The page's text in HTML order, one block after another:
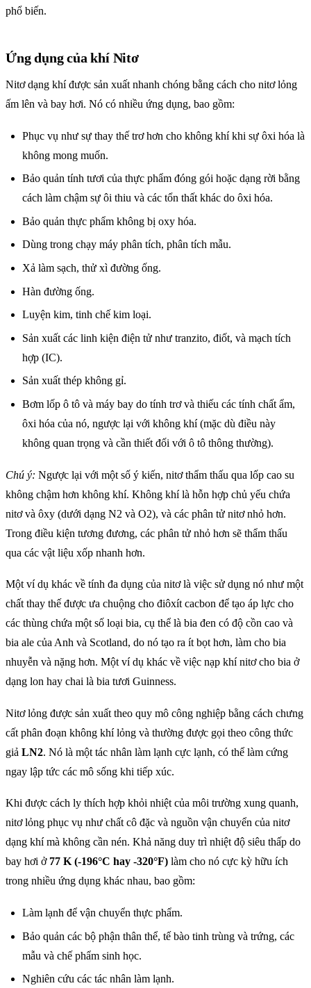
phổ biến.
Ứng dụng của khí Nitơ
Nitơ dạng khí được sản xuất nhanh chóng bằng cách cho nitơ lỏng
ấm lên và bay hơi. Nó có nhiều ứng dụng, bao gồm:
Phục vụ như sự thay thế trơ hơn cho không khí khi sự ôxi hóa là
không mong muốn.
Bảo quản tính tươi của thực phẩm đóng gói hoặc dạng rời bằng
cách làm chậm sự ôi thiu và các tổn thất khác do ôxi hóa.
Bảo quản thực phẩm không bị oxy hóa.
Dùng trong chạy máy phân tích, phân tích mẫu.
Xả làm sạch, thử xì đường ống.
Hàn đường ống.
Luyện kim, tinh chế kim loại.
Sản xuất các linh kiện điện tử như tranzito, điốt, và mạch tích
hợp (IC).
Sản xuất thép không gỉ.
Bơm lốp ô tô và máy bay do tính trơ và thiếu các tính chất ẩm,
ôxi hóa của nó, ngược lại với không khí (mặc dù điều này
không quan trọng và cần thiết đối với ô tô thông thường).
Chú ý: Ngược lại với một số ý kiến, nitơ thẩm thấu qua lốp cao su
không chậm hơn không khí. Không khí là hỗn hợp chủ yếu chứa
nitơ và ôxy (dưới dạng N2 và O2), và các phân tử nitơ nhỏ hơn.
Trong điều kiện tương đương, các phân tử nhỏ hơn sẽ thẩm thấu
qua các vật liệu xốp nhanh hơn.
Một ví dụ khác về tính đa dụng của nitơ là việc sử dụng nó như một
chất thay thế được ưa chuộng cho điôxít cacbon để tạo áp lực cho
các thùng chứa một số loại bia, cụ thể là bia đen có độ cồn cao và
bia ale của Anh và Scotland, do nó tạo ra ít bọt hơn, làm cho bia
nhuyễn và nặng hơn. Một ví dụ khác về việc nạp khí nitơ cho bia ở
dạng lon hay chai là bia tươi Guinness.
Nitơ lỏng được sản xuất theo quy mô công nghiệp bằng cách chưng
cất phân đoạn không khí lỏng và thường được gọi theo công thức
giả LN2. Nó là một tác nhân làm lạnh cực lạnh, có thể làm cứng
ngay lập tức các mô sống khi tiếp xúc.
Khi được cách ly thích hợp khỏi nhiệt của môi trường xung quanh,
nitơ lỏng phục vụ như chất cô đặc và nguồn vận chuyển của nitơ
dạng khí mà không cần nén. Khả năng duy trì nhiệt độ siêu thấp do
bay hơi ở 77 K (-196°C hay -320°F) làm cho nó cực kỳ hữu ích
trong nhiều ứng dụng khác nhau, bao gồm:
Làm lạnh để vận chuyển thực phẩm.
Bảo quản các bộ phận thân thể, tế bào tinh trùng và trứng, các
mẫu và chế phẩm sinh học.
Nghiên cứu các tác nhân làm lạnh.